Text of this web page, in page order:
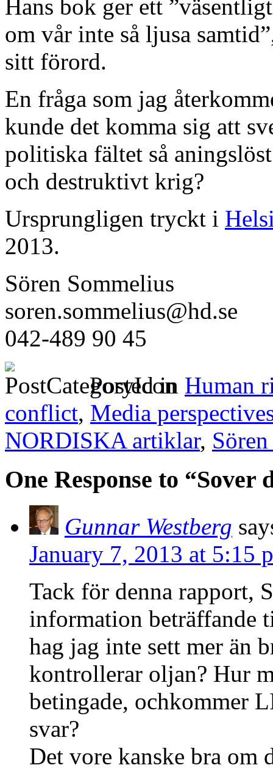
Hans bok ger ett
om vår inte så ljusa
sitt förord.
En fråga som jag
kunde det komma sig att
politiska fältet så
och destruktivt krig?
Ursprungligen tryckt i
2013.
Sören Sommelius
soren.sommelius@hd.se
042-489 90 45
Posted in Human
conflict, Media
NORDISKA artiklar,
One Response to
Gunnar Westberg
January 7, 2013 at 5:15
Tack för denna rapport,
information beträffande
hag jag inte sett mer än
kontrollerar oljan? Hur
betingade, ochkommer
svar?
Det vore kanske bra om